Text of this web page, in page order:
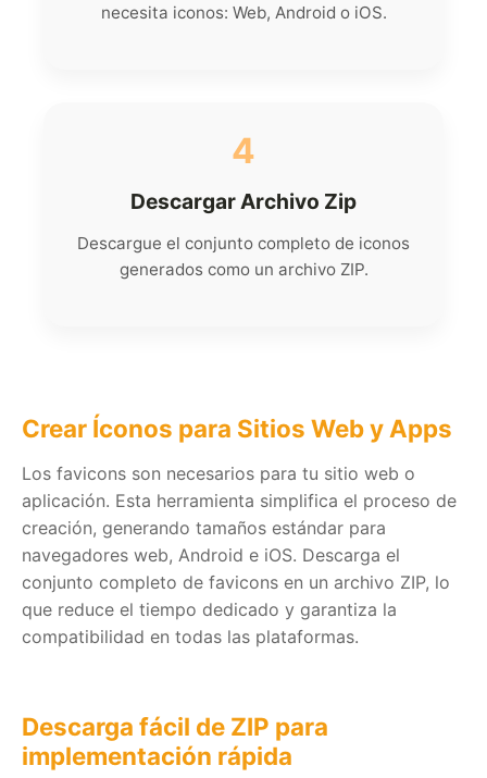
necesita iconos: Web, Android o iOS.
4
Descargar Archivo Zip
Descargue el conjunto completo de iconos
generados como un archivo ZIP.
Crear Íconos para Sitios Web y Apps
Los favicons son necesarios para tu sitio web o
aplicación. Esta herramienta simplifica el proceso de
creación, generando tamaños estándar para
navegadores web, Android e iOS. Descarga el
conjunto completo de favicons en un archivo ZIP, lo
que reduce el tiempo dedicado y garantiza la
compatibilidad en todas las plataformas.
Descarga fácil de ZIP para
implementación rápida